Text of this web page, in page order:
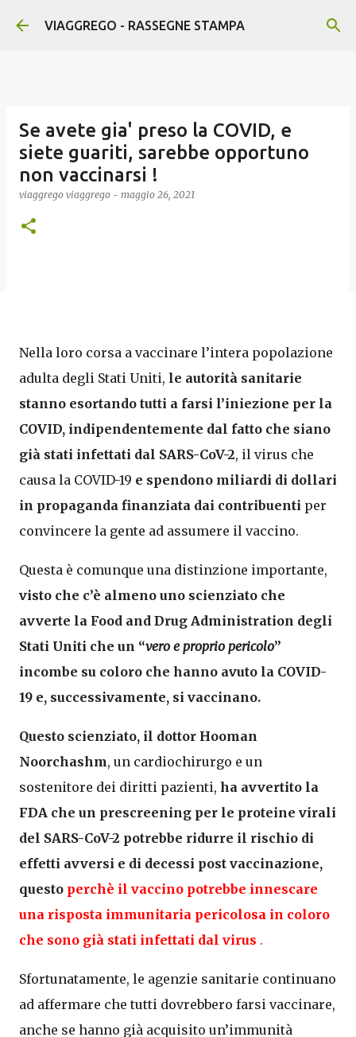
Passa ai contenuti principali
VIAGGREGO - RASSEGNE STAMPA
Se avete gia' preso la COVID, e
siete guariti, sarebbe opportuno
non vaccinarsi !
viaggrego viaggrego - maggio 26, 2021
Nella loro corsa a vaccinare l’intera popolazione
adulta degli Stati Uniti, le autorità sanitarie
stanno esortando tutti a farsi l’iniezione per la
COVID, indipendentemente dal fatto che siano
già stati infettati dal SARS-CoV-2, il virus che
causa la COVID-19 e spendono miliardi di dollari
in propaganda finanziata dai contribuenti per
convincere la gente ad assumere il vaccino.
Questa è comunque una distinzione importante,
visto che c’è almeno uno scienziato che
avverte la Food and Drug Administration degli
Stati Uniti che un “vero e proprio pericolo”
incombe su coloro che hanno avuto la COVID-
19 e, successivamente, si vaccinano.
Questo scienziato, il dottor Hooman
Noorchashm, un cardiochirurgo e un
sostenitore dei diritti pazienti, ha avvertito la
FDA che un prescreening per le proteine virali
del SARS-CoV-2 potrebbe ridurre il rischio di
effetti avversi e di decessi post vaccinazione,
questo perchè il vaccino potrebbe innescare
una risposta immunitaria pericolosa in coloro
che sono già stati infettati dal virus .
Sfortunatamente, le agenzie sanitarie continuano
ad affermare che tutti dovrebbero farsi vaccinare,
anche se hanno già acquisito un’immunità